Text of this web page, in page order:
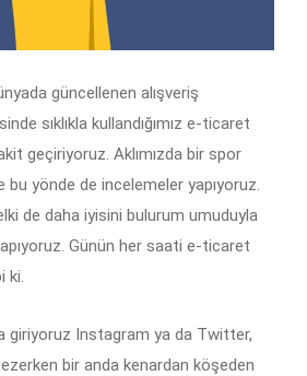
güncellenen alışveriş
sıklıkla kullandığımız e-ticaret
geçiriyoruz. Aklımızda bir spor
bu yönde de incelemeler yapıyoruz.
de daha iyisini bulurum umuduyla
Günün her saati e-ticaret
ki.
giriyoruz Instagram ya da Twitter,
bir anda kenardan köşeden